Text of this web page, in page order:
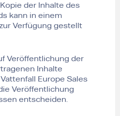
der Inhalte des
kann in einem
Verfügung gestellt
Veröffentlichung der
Inhalte
Europe Sales
Veröffentlichung
entscheiden.